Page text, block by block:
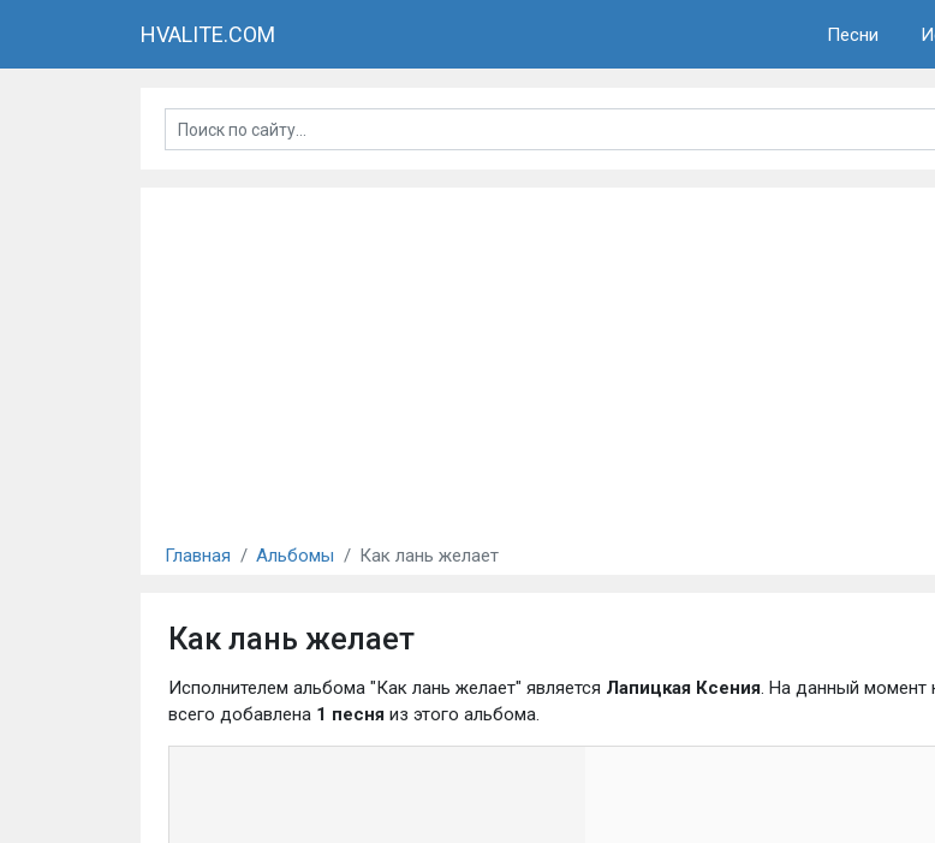
HVALITE.COM Песни
Главная Альбомы Как лань желает
Как лань желает
Исполнителем альбома "Как лань желает" является Лапицкая Ксения. На данный момент
всего добавлена 1 песняиз этого альбома.